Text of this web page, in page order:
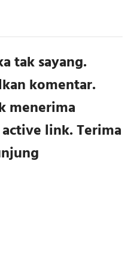
tak sayang.
komentar.
menerima
link. Terima